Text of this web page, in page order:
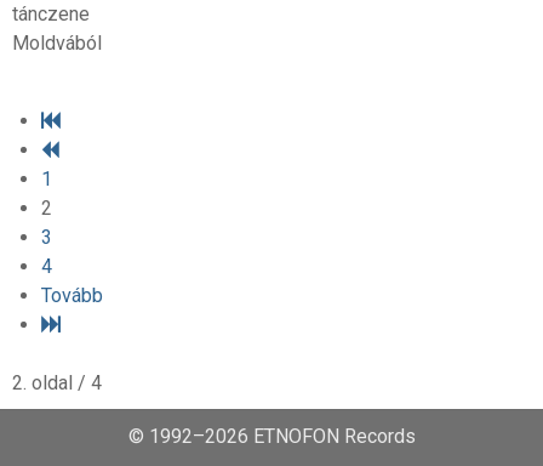
tánczene
Moldvából
1
2
3
4
Tovább
2. oldal / 4
© 1992–2026 ETNOFON Records